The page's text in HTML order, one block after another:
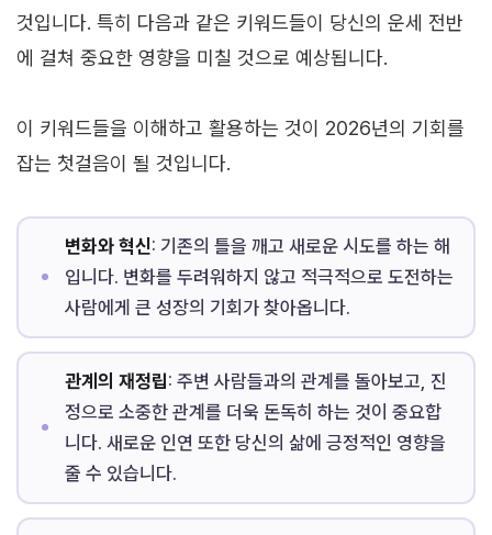
것입니다. 특히 다음과 같은 키워드들이 당신의 운세 전반
에 걸쳐 중요한 영향을 미칠 것으로 예상됩니다.
이 키워드들을 이해하고 활용하는 것이 2026년의 기회를
잡는 첫걸음이 될 것입니다.
변화와 혁신: 기존의 틀을 깨고 새로운 시도를 하는 해
입니다. 변화를 두려워하지 않고 적극적으로 도전하는
사람에게 큰 성장의 기회가 찾아옵니다.
관계의 재정립 : 주변 사람들과의 관계를 돌아보고, 진
정으로 소중한 관계를 더욱 돈독히 하는 것이 중요합
니다. 새로운 인연 또한 당신의 삶에 긍정적인 영향을
줄 수 있습니다.